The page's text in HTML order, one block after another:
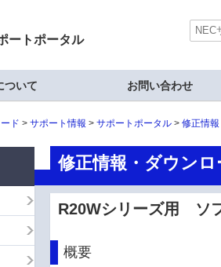
ートポータル
ついて お問い合わせ
ド サポート情報 サポートポータル 修正情
修正情報・ダウンロ
R20Wシリーズ用 ソ
概要